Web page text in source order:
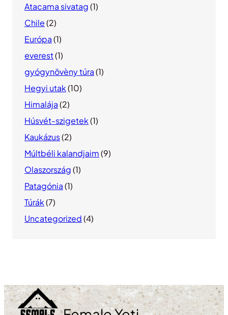
Atacama sivatag(1)
Chile(2)
Európa(1)
everest(1)
gyógynövèny túra(1)
Hegyi utak(10)
Himalája(2)
Húsvét-szigetek(1)
Kaukázus(2)
Múltbéli kalandjaim(9)
Olaszország(1)
Patagónia(1)
Túrák(7)
Uncategorized(4)